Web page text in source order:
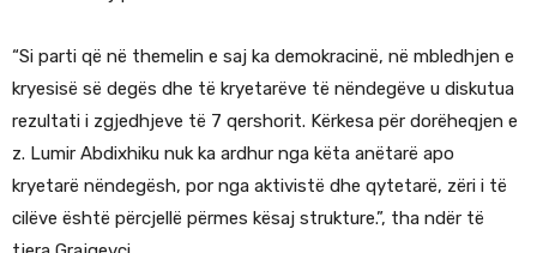
“Si parti që në themelin e saj ka demokracinë, në mbledhjen e
kryesisë së degës dhe të kryetarëve të nëndegëve u diskutua
rezultati i zgjedhjeve të 7 qershorit. Kërkesa për dorëheqjen e
z. Lumir Abdixhiku nuk ka ardhur nga këta anëtarë apo
kryetarë nëndegësh, por nga aktivistë dhe qytetarë, zëri i të
cilëve është përcjellë përmes kësaj strukture.”, tha ndër të